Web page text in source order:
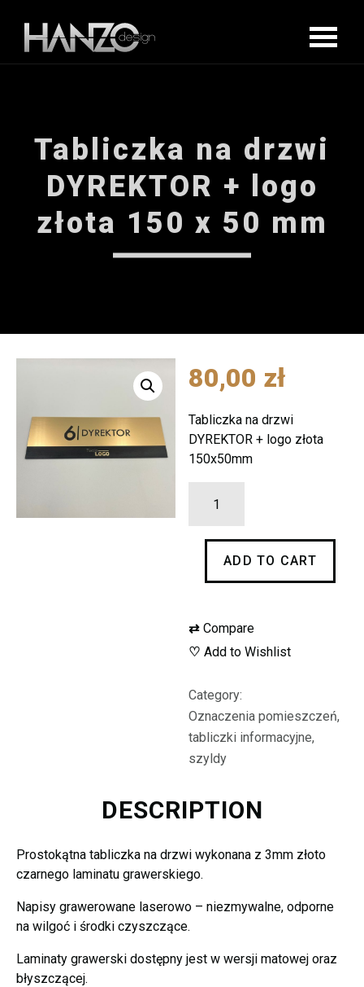
Tabliczka na drzwi
DYREKTOR + logo
złota 150 x 50 mm
80,00 zł
Tabliczka na drzwi
DYREKTOR + logo złota
150x50mm
drzwi
DYREKTOR
x
50
mm
quantity
ADD TO CART
⇄ Compare
♡ Add to Wishlist
Category:
Oznaczenia pomieszczeń,
tabliczki informacyjne,
szyldy
DESCRIPTION
Prostokątna tabliczka na drzwi wykonana z 3mm złoto
czarnego laminatu grawerskiego.
Napisy grawerowane laserowo – niezmywalne, odporne
na wilgoć i środki czyszczące.
Laminaty grawerski dostępny jest w wersji matowej oraz
błyszczącej.